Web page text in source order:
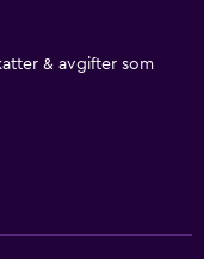
& avgifter som